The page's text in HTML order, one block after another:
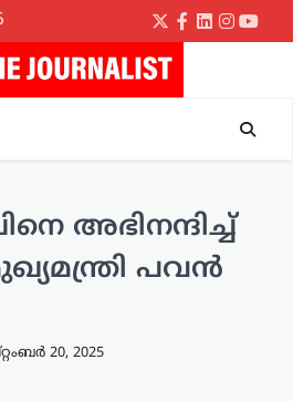
Twitter
Facebook
LinkedIn
അഭിനന്ദിച്ച്
പവൻ
20, 2025